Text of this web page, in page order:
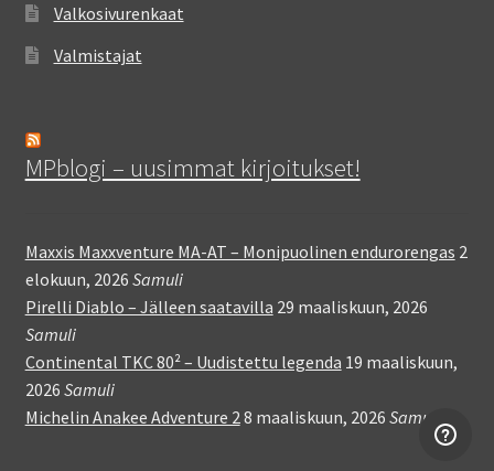
Valkosivurenkaat
Valmistajat
MPblogi – uusimmat kirjoitukset!
Maxxis Maxxventure MA-AT – Monipuolinen endurorengas 2
elokuun, 2026 Samuli
Pirelli Diablo – Jälleen saatavilla 29 maaliskuun, 2026
Samuli
Continental TKC 80² – Uudistettu legenda 19 maaliskuun,
2026 Samuli
Michelin Anakee Adventure 28 maaliskuun, 2026 Samuli